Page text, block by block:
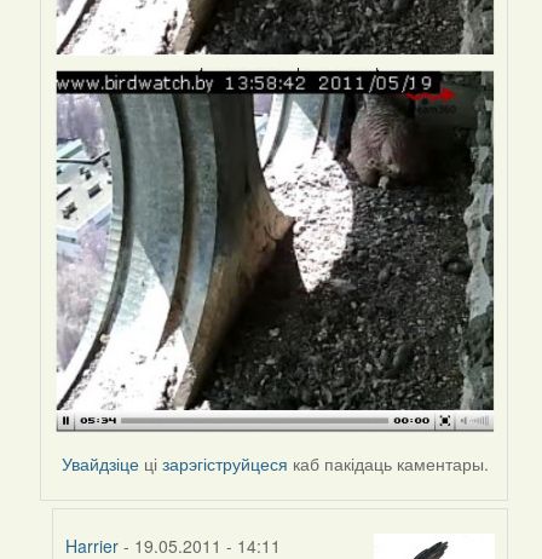
Увайдзіце цізарэгіструйцеся каб пакідаць каментары.
Harrier- 19.05.2011 - 14:11